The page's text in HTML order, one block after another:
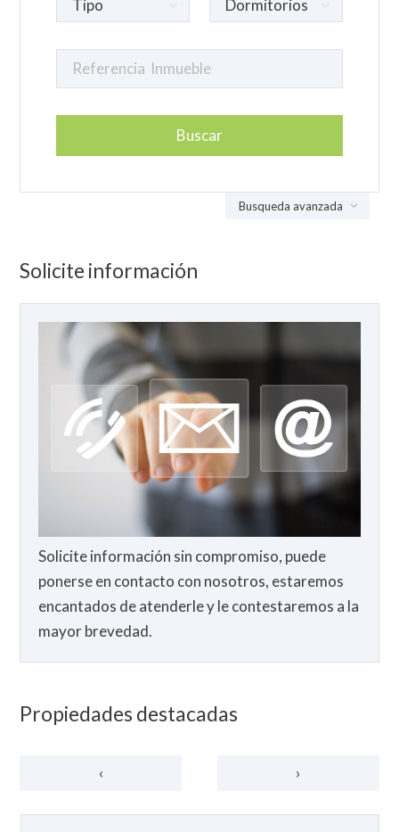
Busqueda avanzada
Solicite información
Solicite información sin compromiso, puede
ponerse en contacto con nosotros, estaremos
encantados de atenderle y le contestaremos a la
mayor brevedad.
Propiedades destacadas
‹ ›